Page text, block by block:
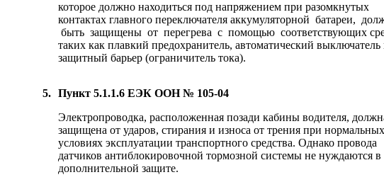
которое должно находиться под напряжением при разомкнутых
контактах главного переключателя аккумуляторной батареи,
быть защищены от перегрева с помощью соответствующих
таких как плавкий предохранитель, автоматический
защитный барьер (ограничитель тока).
5. Пункт 5.1.1.6 ЕЭК ООН № 105-04
Электропроводка, расположенная позади кабины водителя,
защищена от ударов, стирания и износа от трения при нормальных
условиях эксплуатации транспортного средства. Однако провода
датчиков антиблокировочной тормозной системы не нуждаются в
дополнительной защите.